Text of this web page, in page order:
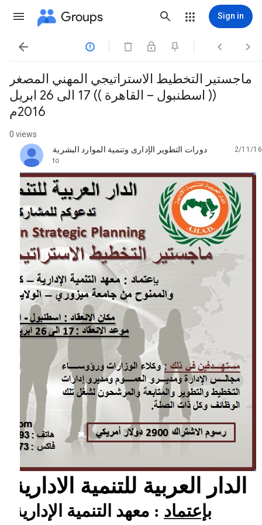
Groups Sign in
   
ماجستير التخطيط الاستراتيجي المهني المصغر
(( اسطنبول – القاهرة )) 17 الى 26 ابريل
2016م
0 views
دورات التطوير الإدارى وتنمية الموارد البشرية
unread,
2/11/16
to
الدار العربية للتنمية الادارية
بإعتماد : معهد التنمية الإدارية